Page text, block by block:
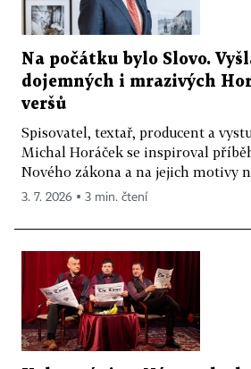
Na počátku bylo Slovo.
dojemných i mrazivých
veršů
Spisovatel, textař, producent a
Michal Horáček se inspiroval
Nového zákona a na jejich motivy
3. 7. 2026 ▪ 3 min. čtení